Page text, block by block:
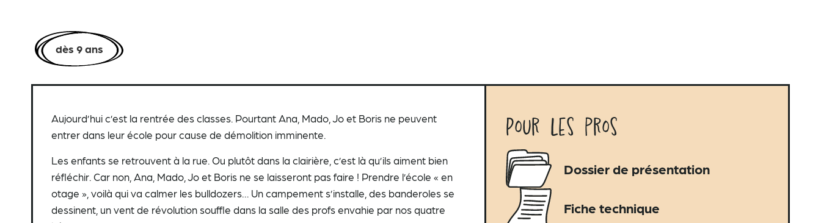
dès 9 ans
Aujourd’hui c’est la rentrée des classes. Pourtant Ana, Mado, Jo et Boris ne peuvent
entrer dans leur école pour cause de démolition imminente.
Les enfants se retrouvent à la rue. Ou plutôt dans la clairière, c’est là qu’ils aiment bien
réfléchir. Car non, Ana, Mado, Jo et Boris ne se laisseront pas faire ! Prendre l’école « en
otage », voilà qui va calmer les bulldozers… Un campement s’installe, des banderoles se
dessinent, un vent de révolution souffle dans la salle des profs envahie par nos quatre
Pour les pros
Dossier de présentation
Fiche technique